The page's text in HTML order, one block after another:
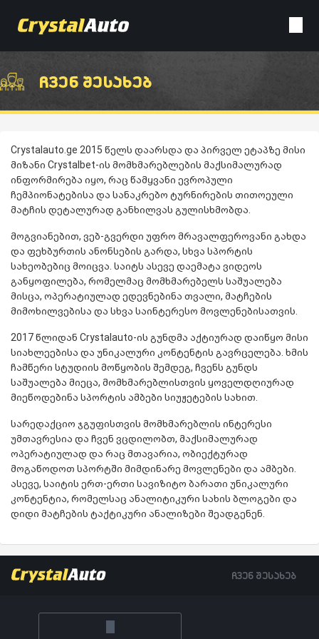
ჩვენ შესახებ
Crystalauto.ge 2015 წელს დაარსდა და პირველ ეტაპზე მისი
მიზანი Crystalbet-ის მომხმარებლების მაქსიმალურად
ინფორმირება იყო, რაც წამყვანი ევროპული
ჩემპიონატებისა და სანაკრებო ტურნირების თითოეული
მატჩის დეტალურად განხილვას გულისხმობდა.
მოგვიანებით, ვებ-გვერდი უფრო მრავალფეროვანი გახდა
და ფეხბურთის ანონსების გარდა, სხვა სპორტის
სახეობებიც მოიცვა. საიტს ასევე დაემატა ვიდეოს
განყოფილება, რომელმაც მომხმარებელს საშუალება
მისცა, ოპერატიულად ედევნებინა თვალი, მატჩების
მიმოხილვებისა და სხვა საინტერესო მოვლენებისათვის.
2017 წლიდან Crystalauto-ის გუნდმა აქტიურად დაიწყო მისი
სიახლეებისა და უნიკალური კონტენტის გავრცელება. ხმის
ჩამწერი სტუდიის მოწყობის შემდეგ, ჩვენს გუნდს
საშუალება მიეცა, მომხმარებლისთვის ყოველდღიურად
მიეწოდებინა სპორტის ამბები სიუჟეტების სახით.
სარედაქციო ჯგუფისთვის მომხმარებლის ინტერესი
უმთავრესია და ჩვენ ვცდილობთ, მაქსიმალურად
ოპერატიულად და რაც მთავარია, ობიექტურად
მოგაწოდოთ სპორტში მიმდინარე მოვლენები და ამბები.
ასევე, საიტის ერთ-ერთი სავიზიტო ბარათი უნიკალური
კონტენტია, რომელსაც ანალიტიკური სახის ბლოგები და
დიდი მატჩების ტაქტიკური ანალიზები შეადგენენ.
ჩვენ შესახებ